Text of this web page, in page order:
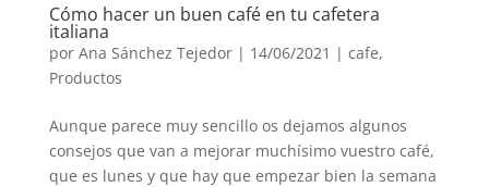
Cómo hacer un buen café en tu cafetera
italiana
por Ana Sánchez Tejedor| 14/06/2021 | cafe,
Productos
Aunque parece muy sencillo os dejamos algunos
consejos que van a mejorar muchísimo vuestro café,
que es lunes y que hay que empezar bien la semana